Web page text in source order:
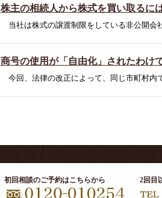
株主の相続人から株式を買い取るに
当社は株式の譲渡制限をしている非公開会
商号の使用が「自由化」されたわけ
今回、法律の改正によって、同じ市町村内
初回相談のご予約はこちらから 2回目